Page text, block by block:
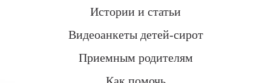
Истории и статьи
Видеоанкеты детей-сирот
Приемным родителям